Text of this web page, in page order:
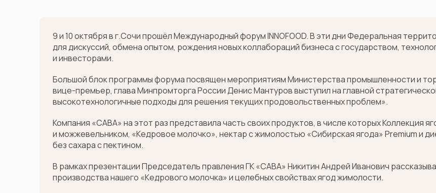
9 и 10 октября в г.Сочи прошёл Международный форум INNOFOOD. В эти дни Федеральная
для дискуссий, обмена опытом, рождения новых коллабораций бизнеса с государством,
и инвесторами.
Большой блок программы форума посвящен мероприятиям Министерства промышленности и
вице-премьер, глава Минпромторга России Денис Мантуров выступил на главной
высокотехнологичные подходы для решения текущих продовольственных проблем».
Компания «САВА» на этот раз представила часть своих продуктов, в числе которых Коллекция
и можжевельником, «Кедровое молочко», нектар с жимолостью «Сибирская ягода» Premium и
без сахара с пектином.
В рамках презентации Председатель правления ГК «САВА» Никитин Андрей Иванович
производства нашего «Кедрового молочка» и целебных свойствах ягод жимолости.